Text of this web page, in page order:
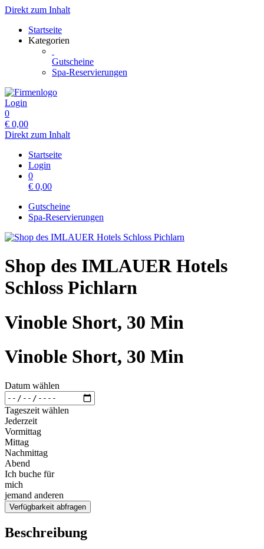
Direkt zum Inhalt
Startseite
Kategorien
Gutscheine
Spa-Reservierungen
Login
0
€ 0,00
Direkt zum Inhalt
Startseite
Login
0
€ 0,00
Gutscheine
Spa-Reservierungen
Shop des IMLAUER Hotels
Schloss Pichlarn
Vinoble Short, 30 Min
Vinoble Short, 30 Min
Datum wählen
Tageszeit wählen
Jederzeit
Vormittag
Mittag
Nachmittag
Abend
Ich buche für
mich
jemand anderen
Verfügbarkeit abfragen
Beschreibung